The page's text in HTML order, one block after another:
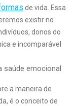
de vida. Essa
existir no
donos do
e incomparável
saúde emocional
a maneira de
é o conceito de